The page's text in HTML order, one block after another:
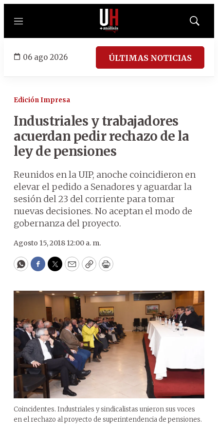
Menú
Mostrar
06 ago 2026 ÚLTIMAS NOTICIAS
Edición Impresa
Industriales y trabajadores
acuerdan pedir rechazo de la
ley de pensiones
Reunidos en la UIP, anoche coincidieron en
elevar el pedido a Senadores y aguardar la
sesión del 23 del corriente para tomar
nuevas decisiones. No aceptan el modo de
gobernanza del proyecto.
Agosto 15, 2018 12:00 a. m.
WhatsApp
Facebook
Twitter
EmailCopyPrint
Coincidentes. Industriales y sindicalistas unieron sus voces
en el rechazo al proyecto de superintendencia de pensiones.